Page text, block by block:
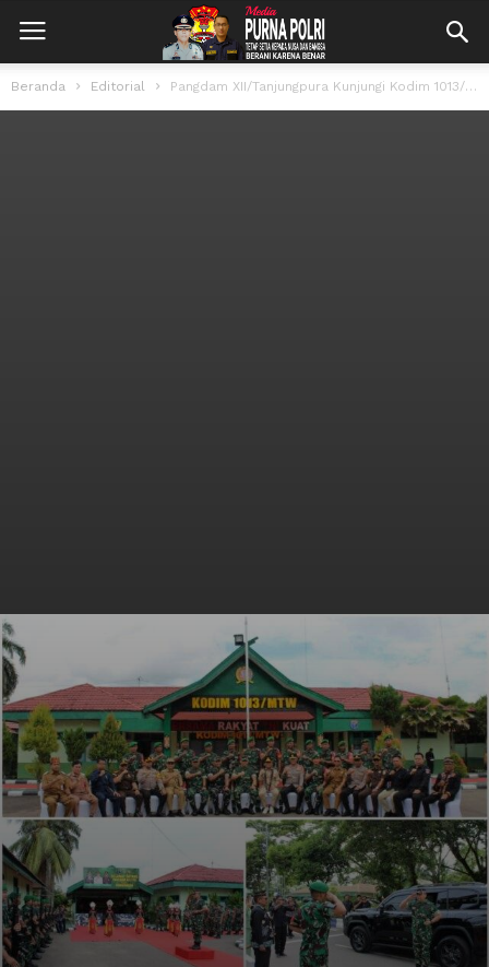
Beranda Editorial Pangdam XII/Tanjungpura Kunjungi Kodim 1013/Mtw